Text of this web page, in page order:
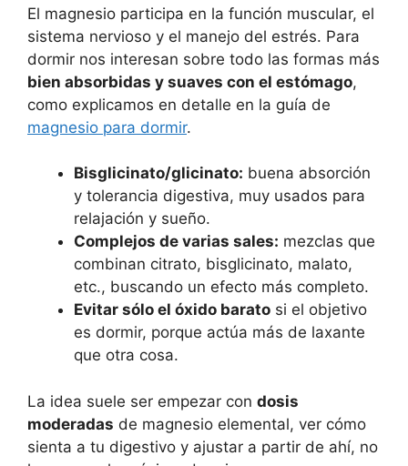
El magnesio participa en la función muscular, el
sistema nervioso y el manejo del estrés. Para
dormir nos interesan sobre todo las formas más
bien absorbidas y suaves con el estómago,
como explicamos en detalle en la guía de
magnesio para dormir.
Bisglicinato/glicinato: buena absorción
y tolerancia digestiva, muy usados para
relajación y sueño.
Complejos de varias sales: mezclas que
combinan citrato, bisglicinato, malato,
etc., buscando un efecto más completo.
Evitar sólo el óxido barato si el objetivo
es dormir, porque actúa más de laxante
que otra cosa.
La idea suele ser empezar con dosis
moderadas de magnesio elemental, ver cómo
sienta a tu digestivo y ajustar a partir de ahí, no